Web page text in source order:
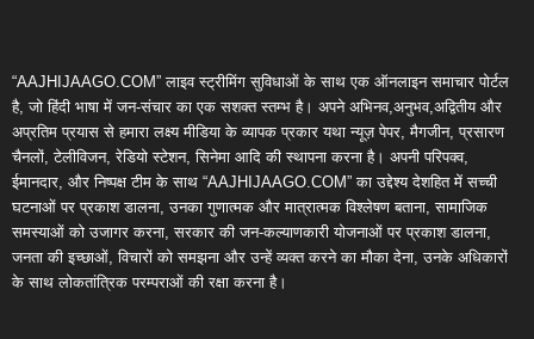
“AAJHIJAAGO.COM” लाइव स्ट्रीमिंग सुविधाओं के साथ एक ऑनलाइन समाचार पोर्टल
है, जो हिंदी भाषा में जन-संचार का एक सशक्त स्तम्भ है। अपने अभिनव,अनुभव,अद्वितीय और
अप्रतिम प्रयास से हमारा लक्ष्य मीडिया के व्यापक प्रकार यथा न्यूज़ पेपर, मैगजीन, प्रसारण
चैनलों, टेलीविजन, रेडियो स्टेशन, सिनेमा आदि की स्थापना करना है। अपनी परिपक्व,
ईमानदार, और निष्पक्ष टीम के साथ “AAJHIJAAGO.COM” का उद्देश्य देशहित में सच्ची
घटनाओं पर प्रकाश डालना, उनका गुणात्मक और मात्रात्मक विश्लेषण बताना, सामाजिक
समस्याओं को उजागर करना, सरकार की जन-कल्याणकारी योजनाओं पर प्रकाश डालना,
जनता की इच्छाओं, विचारों को समझना और उन्हें व्यक्त करने का मौका देना, उनके अधिकारों
के साथ लोकतांत्रिक परम्पराओं की रक्षा करना है।